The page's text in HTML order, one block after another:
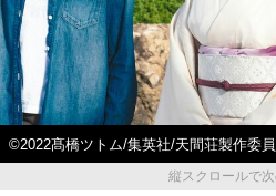
©2022髙橋ツトム/集英社/天間荘製作委
縦スクロールで